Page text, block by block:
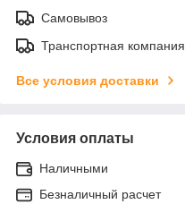
Самовывоз
Транспортная компания
Все условия доставки
Условия оплаты
Наличными
Безналичный расчет